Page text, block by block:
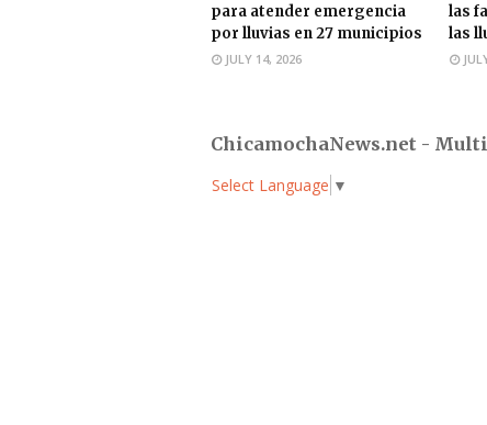
para atender emergencia
por lluvias en 27 municipios
JULY 14, 2026
las
las
ChicamochaNews.net -
Select Language ▼